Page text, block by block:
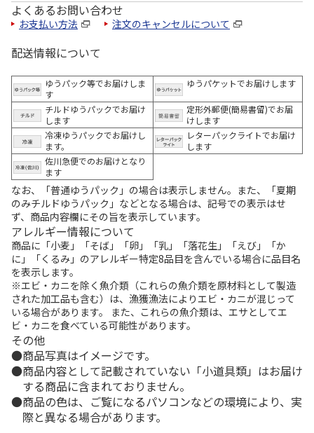
よくあるお問い合わせ
お支払い方法 注文のキャンセルについて
配送情報について
ゆうパック等でお届けしま
す
ゆうパケットでお届けします
チルドゆうパックでお届け
します
定形外郵便(簡易書留)でお届
けします
冷凍ゆうパックでお届けし
ます。
レターパックライトでお届け
します
佐川急便でのお届けとなり
ます
なお、「普通ゆうパック」の場合は表示しません。また、「夏期
のみチルドゆうパック」などとなる場合は、記号での表示はせ
ず、商品内容欄にその旨を表示しています。
アレルギー情報について
商品に「小麦」「そば」「卵」「乳」「落花生」「えび」「か
に」「くるみ」のアレルギー特定8品目を含んでいる場合に品目名
を表示します。
※エビ・カニを除く魚介類（これらの魚介類を原材料として製造
された加工品も含む）は、漁獲漁法によりエビ・カニが混じって
いる場合があります。 また、これらの魚介類は、エサとしてエ
ビ・カニを食べている可能性があります。
その他
商品写真はイメージです。
商品内容として記載されていない「小道具類」はお届け
する商品に含まれておりません。
商品の色は、ご覧になるパソコンなどの環境により、実
際と異なる場合があります。